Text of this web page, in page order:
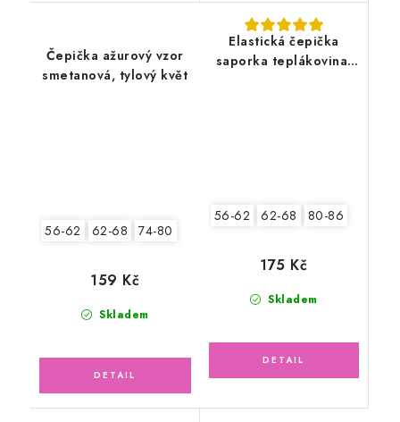
Čepička ažurový vzor
smetanová, tylový květ
56-62 62-68 74-80
Skladem
159 Kč
Elastická čepička
saporka teplákovina,
56-62 62-68 80-86
Skladem
175 Kč